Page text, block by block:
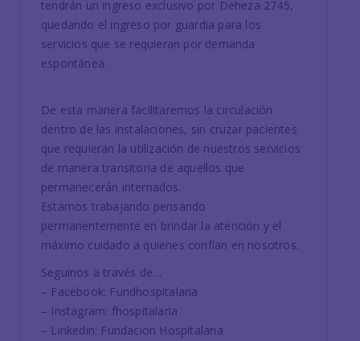
tendrán un ingreso exclusivo por Deheza 2745,
quedando el ingreso por guardia para los
servicios que se requieran por demanda
espontánea.
De esta manera facilitaremos la circulación
dentro de las instalaciones, sin cruzar pacientes
que requieran la utilización de nuestros servicios
de manera transitoria de aquellos que
permanecerán internados.
Estamos trabajando pensando
permanentemente en brindar la atención y el
máximo cuidado a quienes confían en nosotros.
Seguinos a través de…
– Facebook: Fundhospitalaria
– Instagram: fhospitalaria
– Linkedin: Fundacion Hospitalaria